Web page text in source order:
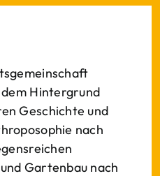
Hintergrund
Geschichte und
nach
Gartenbau nach